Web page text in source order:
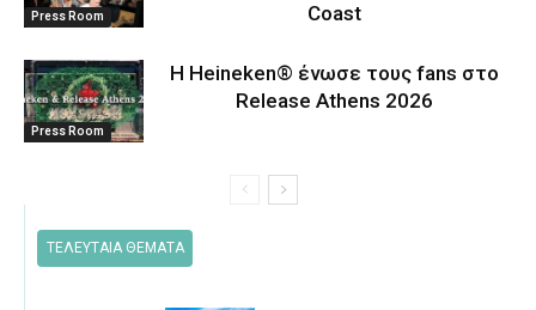
Press Room
Coast
Press Room
Η Heineken® ένωσε τους fans στο
Release Athens 2026
ΤΕΛΕΥΤΑΙΑ ΘΕΜΑΤΑ